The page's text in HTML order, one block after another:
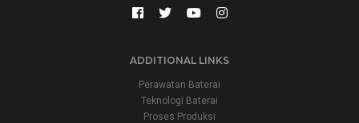
ADDITIONAL LINKS
Perawatan Baterai
Teknologi Baterai
Proses Produksi